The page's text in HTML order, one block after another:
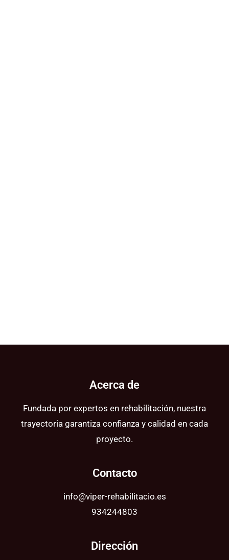
Acerca de
Fundada por expertos en rehabilitación, nuestra
trayectoria garantiza confianza y calidad en cada
proyecto.
Contacto
info@viper-rehabilitacio.es
934244803
Dirección